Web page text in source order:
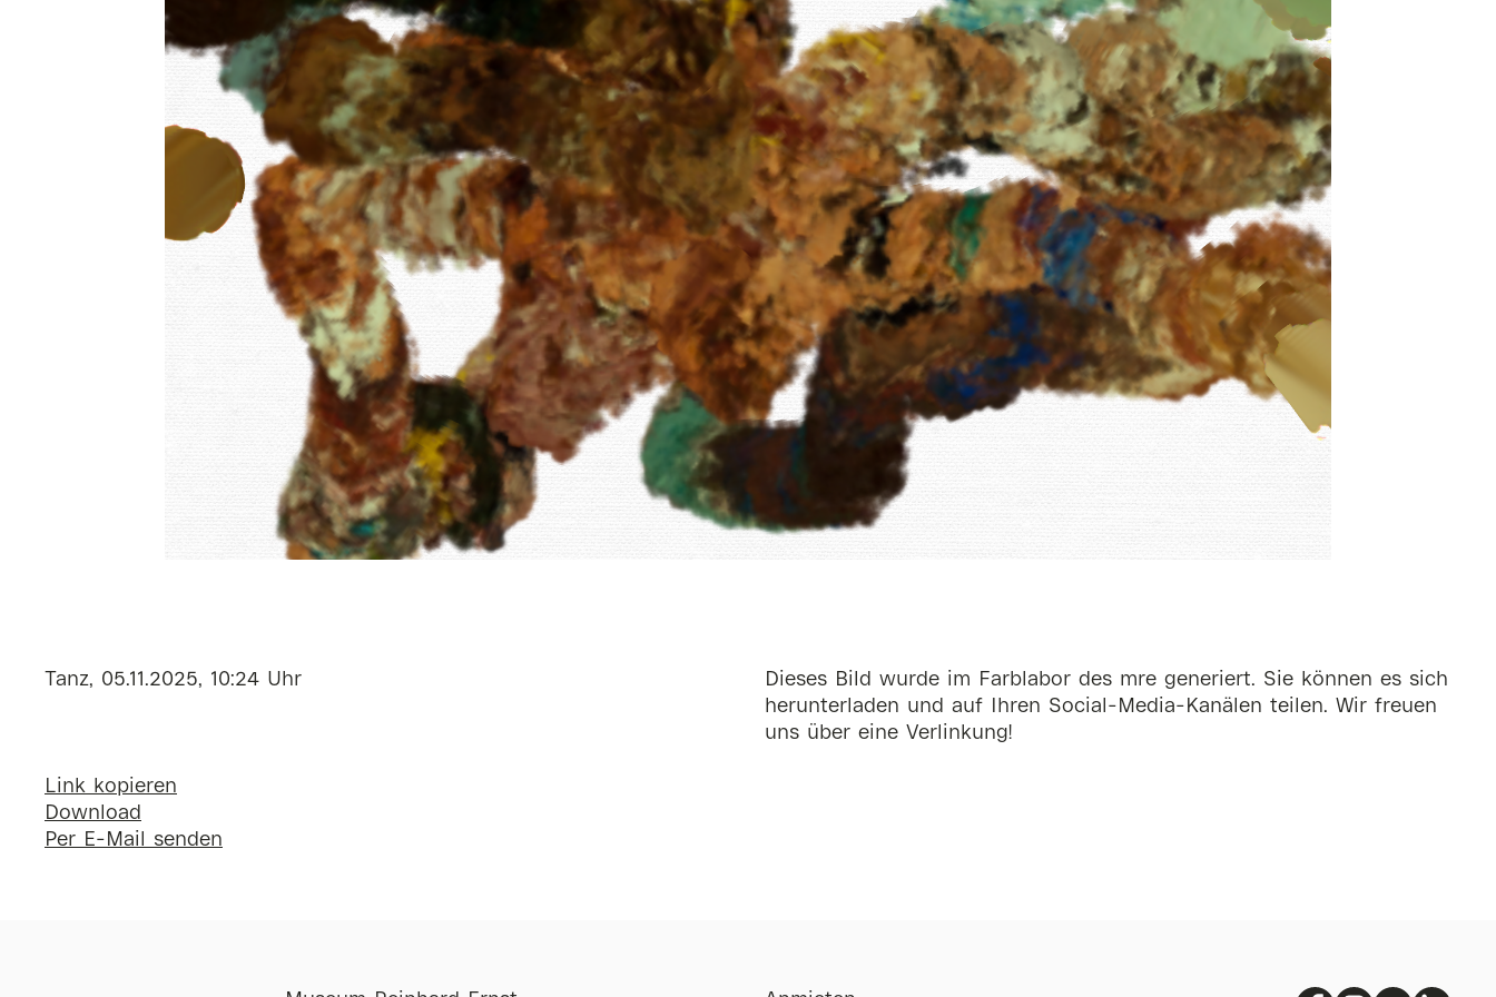
Tanz, 05.11.2025, 10:24 Uhr
Link kopieren
Download
Per E-Mail senden
Dieses Bild wurde im Farblabor des mre generiert. Sie können es sich
herunterladen und auf Ihren Social-Media-Kanälen teilen. Wir freuen
uns über eine Verlinkung!